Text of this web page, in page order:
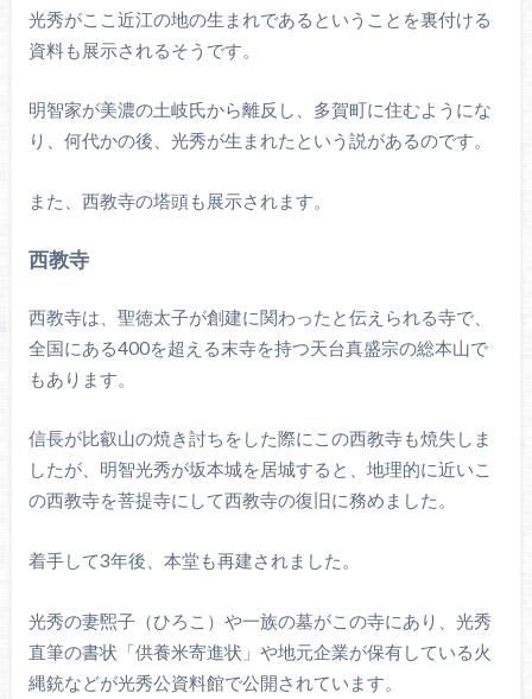
光秀がここ近江の地の生まれであるということを裏付ける
資料も展示されるそうです。
明智家が美濃の土岐氏から離反し、多賀町に住むようにな
り、何代かの後、光秀が生まれたという説があるのです。
また、西教寺の塔頭も展示されます。
西教寺
西教寺は、聖徳太子が創建に関わったと伝えられる寺で、
全国にある400を超える末寺を持つ天台真盛宗の総本山で
もあります。
信長が比叡山の焼き討ちをした際にこの西教寺も焼失しま
したが、明智光秀が坂本城を居城すると、地理的に近いこ
の西教寺を菩提寺にして西教寺の復旧に務めました。
着手して3年後、本堂も再建されました。
光秀の妻煕子（ひろこ）や一族の墓がこの寺にあり、光秀
直筆の書状「供養米寄進状」や地元企業が保有している火
縄銃などが光秀公資料館で公開されています。